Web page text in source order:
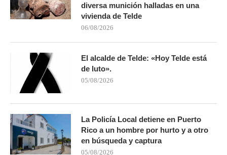
diversa munición halladas en una
vivienda de Telde
06/08/2026
El alcalde de Telde: «Hoy Telde está
de luto».
05/08/2026
La Policía Local detiene en Puerto
Rico a un hombre por hurto y a otro
en búsqueda y captura
05/08/2026